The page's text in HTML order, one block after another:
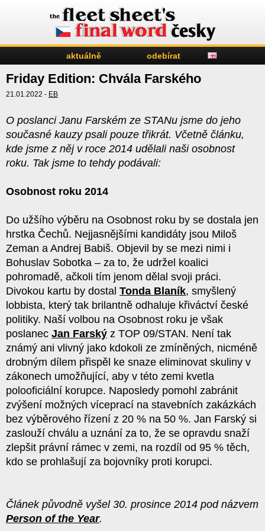
aktuálně odebírat
Friday Edition: Chvála Farského
21.01.2022 - EB
O poslanci Janu Farském ze STANu jsme do jeho
současné kauzy psali pouze třikrát. Včetně článku,
kde jsme z něj v roce 2014 udělali naši osobnost
roku. Tak jsme to tehdy podávali:
Osobnost roku 2014
Do užšího výběru na Osobnost roku by se dostala jen
hrstka Čechů. Nejjasnějšími kandidáty jsou Miloš
Zeman a Andrej Babiš. Objevil by se mezi nimi i
Bohuslav Sobotka – za to, že udržel koalici
pohromadě, ačkoli tím jenom dělal svoji práci.
Divokou kartu by dostal Tonda Blaník, smyšlený
lobbista, který tak brilantně odhaluje křiváctví české
politiky. Naší volbou na Osobnost roku je však
poslanec Jan Farský z TOP 09/STAN. Není tak
známý ani vlivný jako kdokoli ze zmíněných, nicméně
drobným dílem přispěl ke snaze eliminovat skuliny v
zákonech umožňující, aby v této zemi kvetla
polooficiální korupce. Naposledy pomohl zabránit
zvýšení možných víceprací na stavebních zakázkách
bez výběrového řízení z 20 % na 50 %. Jan Farský si
zaslouží chválu a uznání za to, že se opravdu snaží
zlepšit právní rámec v zemi, na rozdíl od 95 % těch,
kdo se prohlašují za bojovníky proti korupci.
Článek původně vyšel 30. prosince 2014 pod názvem
Person of the Year.